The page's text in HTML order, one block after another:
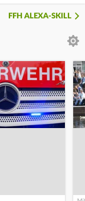
FFH ALEXA-SKILL